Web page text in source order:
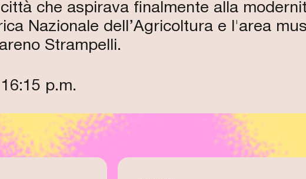
che aspirava finalmente alla
Nazionale dell’Agricoltura e l'area
Strampelli.
16:15 p.m.